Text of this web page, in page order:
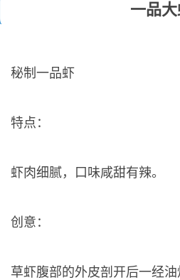
一品
秘制一品虾
特点：
虾肉细腻，口味咸甜有辣。
创意：
草虾腹部的外皮剖开后一经